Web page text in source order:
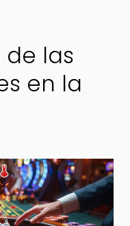
de las
en la